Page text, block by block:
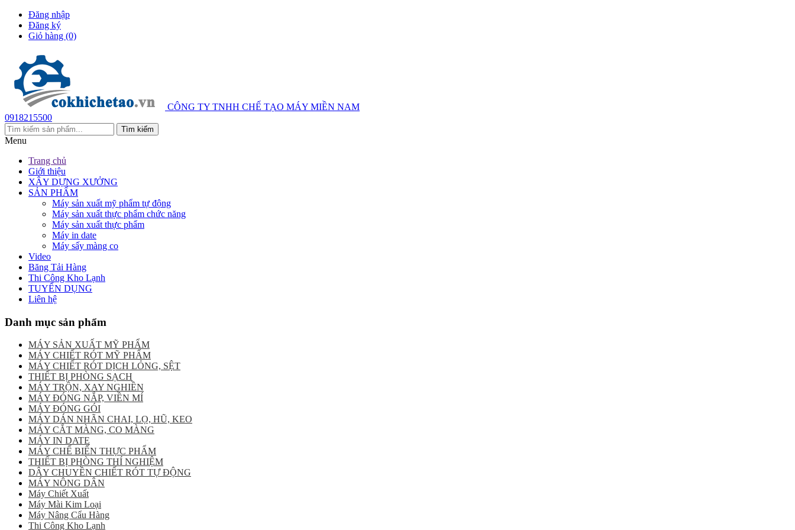
Đăng nhập
Đăng ký
Giỏ hàng (0)
CÔNG TY TNHH CHẾ TẠO MÁY MIỀN NAM
0918215500
Menu
Trang chủ
Giới thiệu
XÂY DỰNG XƯỞNG
SẢN PHẨM
Máy sản xuất mỹ phẩm tự động
Máy sản xuất thực phẩm chức năng
Máy sản xuất thực phẩm
Máy in date
Máy sấy màng co
Video
Băng Tải Hàng
Thi Công Kho Lạnh
TUYỂN DỤNG
Liên hệ
Danh mục sản phẩm
MÁY SẢN XUẤT MỸ PHẨM
MÁY CHIẾT RÓT MỸ PHẨM
MÁY CHIẾT RÓT DỊCH LỎNG, SỆT
THIẾT BỊ PHÒNG SẠCH
MÁY TRỘN, XAY NGHIỀN
MÁY ĐÓNG NẮP, VIỀN MÍ
MÁY ĐÓNG GÓI
MÁY DÁN NHÃN CHAI, LỌ, HŨ, KEO
MÁY CẮT MÀNG, CO MÀNG
MÁY IN DATE
MÁY CHẾ BIẾN THỰC PHẨM
THIẾT BỊ PHÒNG THÍ NGHIỆM
DÂY CHUYỀN CHIẾT RÓT TỰ ĐỘNG
MÁY NÔNG DÂN
Máy Chiết Xuất
Máy Mài Kim Loại
Máy Nâng Cẩu Hàng
Thi Công Kho Lạnh